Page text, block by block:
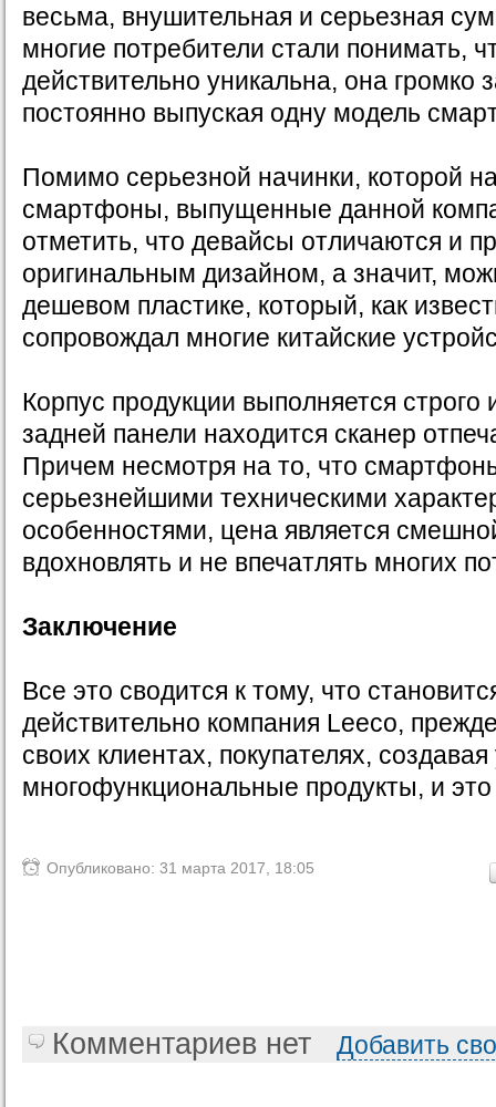
весьма, внушительная и серьезная
многие потребители стали понимать,
действительно уникальна, она громко
постоянно выпуская одну модель
Помимо серьезной начинки, которой
смартфоны, выпущенные данной
отметить, что девайсы отличаются и
оригинальным дизайном, а значит,
дешевом пластике, который, как
сопровождал многие китайские
Корпус продукции выполняется
задней панели находится сканер
Причем несмотря на то, что
серьезнейшими техническими
особенностями, цена является
вдохновлять и не впечатлять многих
Заключение
Все это сводится к тому, что
действительно компания Leecо,
своих клиентах, покупателях,
многофункциональные продукты, и
Опубликовано: 31 марта 2017, 18:05
Комментариев нет Добавить